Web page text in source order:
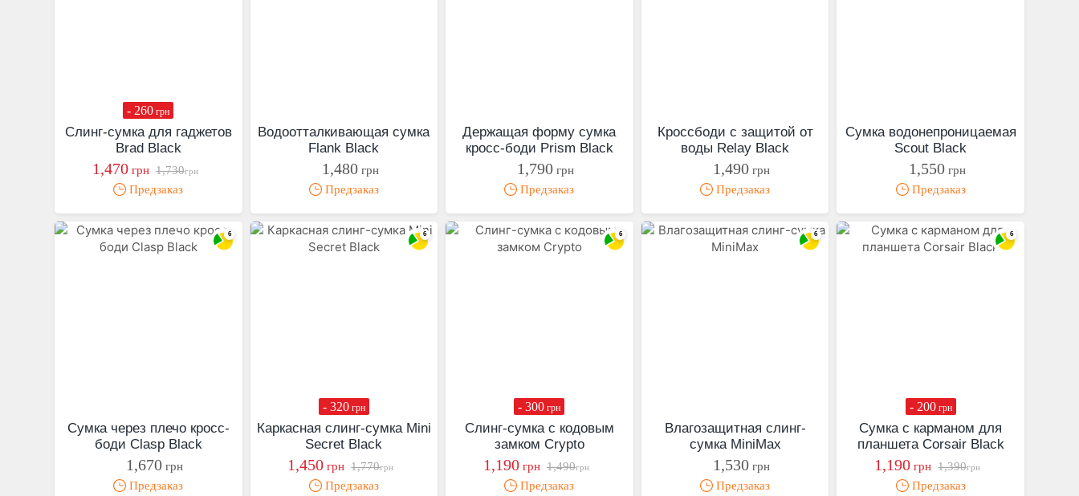
Слинг-сумка для гаджетов
Brad Black
1,470грн 1,730грн
- 260 грн
Предзаказ
Водоотталкивающая сумка
Flank Black
1,480грн
Предзаказ
Держащая форму сумка
кросс-боди Prism Black
1,790 грн
Предзаказ
Кросcбоди с защитой от
воды Relay Black
1,490 грн
Предзаказ
Сумка водонепроницаемая
Scout Black
1,550грн
Предзаказ
Сумка через плечо кросс-
боди Clasp Black
1,670 грн
Предзаказ
Каркасная слинг-сумка Mini
Secret Black
1,450 грн 1,770грн
- 320грн
Предзаказ
Слинг-сумка с кодовым
замком Crypto
1,190грн 1,490грн
- 300 грн
Предзаказ
Влагозащитная слинг-
сумка MiniMax
1,530 грн
Предзаказ
Сумка с карманом для
планшета Corsair Black
1,190 грн 1,390грн
- 200грн
Предзаказ